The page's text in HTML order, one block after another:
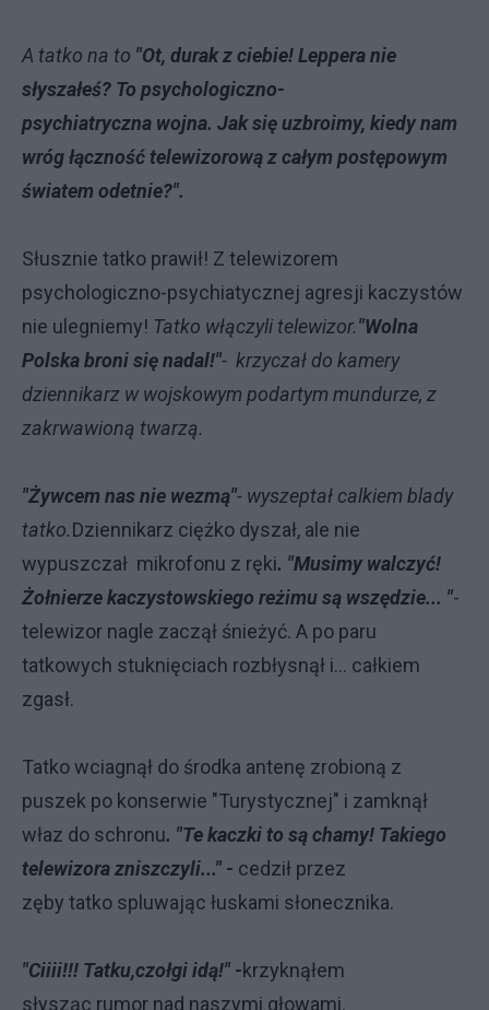
A tatko na to "Ot, durak z ciebie! Leppera nie
słyszałeś? To psychologiczno-
psychiatryczna wojna. Jak się uzbroimy, kiedy nam
wróg łączność telewizorową z całym postępowym
światem odetnie?".
Słusznie tatko prawił! Z telewizorem
psychologiczno-psychiatycznej agresji kaczystów
nie ulegniemy! Tatko włączyli telewizor."Wolna
Polska broni się nadal!"- krzyczał do kamery
dziennikarz w wojskowym podartym mundurze, z
zakrwawioną twarzą.
"Żywcem nas nie wezmą"- wyszeptał calkiem blady
tatko.Dziennikarz ciężko dyszał, ale nie
wypuszczał mikrofonu z ręki. "Musimy walczyć!
Żołnierze kaczystowskiego reżimu są wszędzie... "-
telewizor nagle zaczął śnieżyć. A po paru
tatkowych stuknięciach rozbłysnął i... całkiem
zgasł.
Tatko wciagnął do środka antenę zrobioną z
puszek po konserwie "Turystycznej" i zamknął
właz do schronu. "Te kaczki to są chamy! Takiego
telewizora zniszczyli..." - cedził przez
zęby tatko spluwając łuskami słonecznika.
"Ciiii!!! Tatku,czołgi idą!" -krzyknąłem
słysząc rumor nad naszymi głowami.